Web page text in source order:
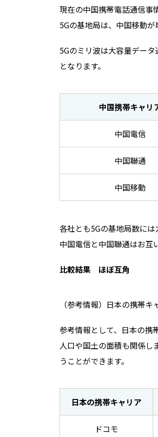
現在の中国携帯電話通信事
5Gの基地局は、中国移動
5Gのミリ波は大容量デー
となります。
中国携帯キャリ
中国電信
中国聯通
中国移動
各社とも5Gの基地局数には
中国電信と中国聯通はお互
比較結果 ほぼ互角
（参考情報）日本の携帯
参考情報として、日本の携
人口や国土の面積も関係し
うことができます。
日本の携帯キャリア
ドコモ